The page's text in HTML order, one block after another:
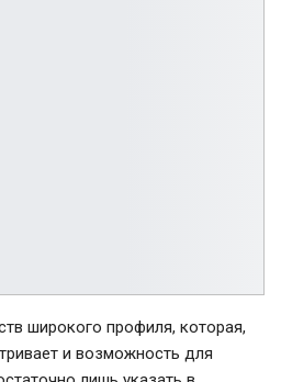
широкого профиля, которая,
и возможность для